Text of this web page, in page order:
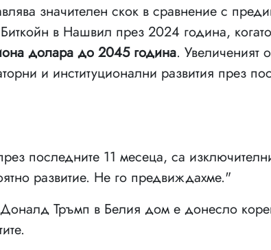
значителен скок в сравнение с
в Нашвил през 2024 година,
долара до 2045 година. Увеличеният
и институционални развития през
последните 11 месеца, са
развитие. Не го предвиждахме."
Тръмп в Белия дом е донесло